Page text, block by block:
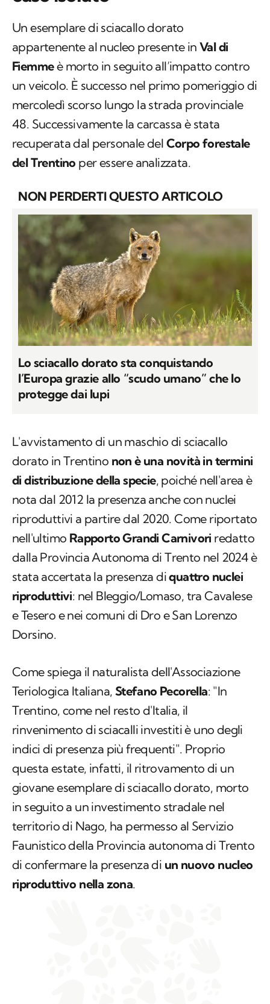
Un esemplare di sciacallo dorato
appartenente al nucleo presente in Val di
Fiemmeè morto in seguito all’impatto contro
un veicolo. È successo nel primo pomeriggio di
mercoledì scorso lungo la strada provinciale
48. Successivamente la carcassa è stata
recuperata dal personale del Corpo forestale
del Trentino per essere analizzata.
NON PERDERTI QUESTO ARTICOLO
Lo sciacallo dorato sta conquistando
l’Europa grazie allo “scudo umano” che lo
protegge dai lupi
L'avvistamento di un maschio di sciacallo
dorato in Trentino non è una novità in termini
di distribuzione della specie, poiché nell'area è
nota dal 2012 la presenza anche con nuclei
riproduttivi a partire dal 2020. Come riportato
nell'ultimo Rapporto Grandi Carnivori redatto
dalla Provincia Autonoma di Trento nel 2024 è
stata accertata la presenza diquattro nuclei
riproduttivi: nel Bleggio/Lomaso, tra Cavalese
e Tesero e nei comuni di Dro e San Lorenzo
Dorsino.
Come spiega il naturalista dell'Associazione
Teriologica Italiana, Stefano Pecorella: "In
Trentino, come nel resto d'Italia, il
rinvenimento di sciacalli investiti è uno degli
indici di presenza più frequenti". Proprio
questa estate, infatti, il ritrovamento di un
giovane esemplare di sciacallo dorato, morto
in seguito a un investimento stradale nel
territorio di Nago, ha permesso al Servizio
Faunistico della Provincia autonoma di Trento
di confermare la presenza di un nuovo nucleo
riproduttivo nella zona.